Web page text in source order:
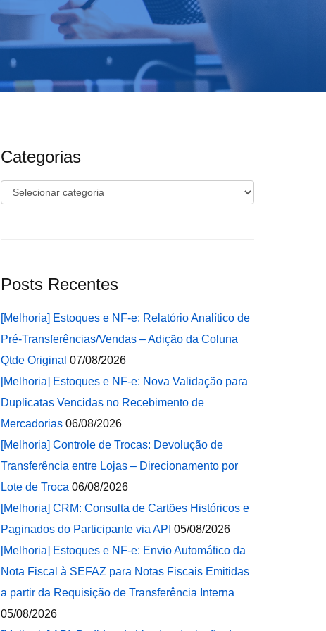
Categorias
Categorias
Posts Recentes
[Melhoria] Estoques e NF-e: Relatório Analítico de
Pré-Transferências/Vendas – Adição da Coluna
Qtde Original 07/08/2026
[Melhoria] Estoques e NF-e: Nova Validação para
Duplicatas Vencidas no Recebimento de
Mercadorias 06/08/2026
[Melhoria] Controle de Trocas: Devolução de
Transferência entre Lojas – Direcionamento por
Lote de Troca 06/08/2026
[Melhoria] CRM: Consulta de Cartões Históricos e
Paginados do Participante via API 05/08/2026
[Melhoria] Estoques e NF-e: Envio Automático da
Nota Fiscal à SEFAZ para Notas Fiscais Emitidas
a partir da Requisição de Transferência Interna
05/08/2026